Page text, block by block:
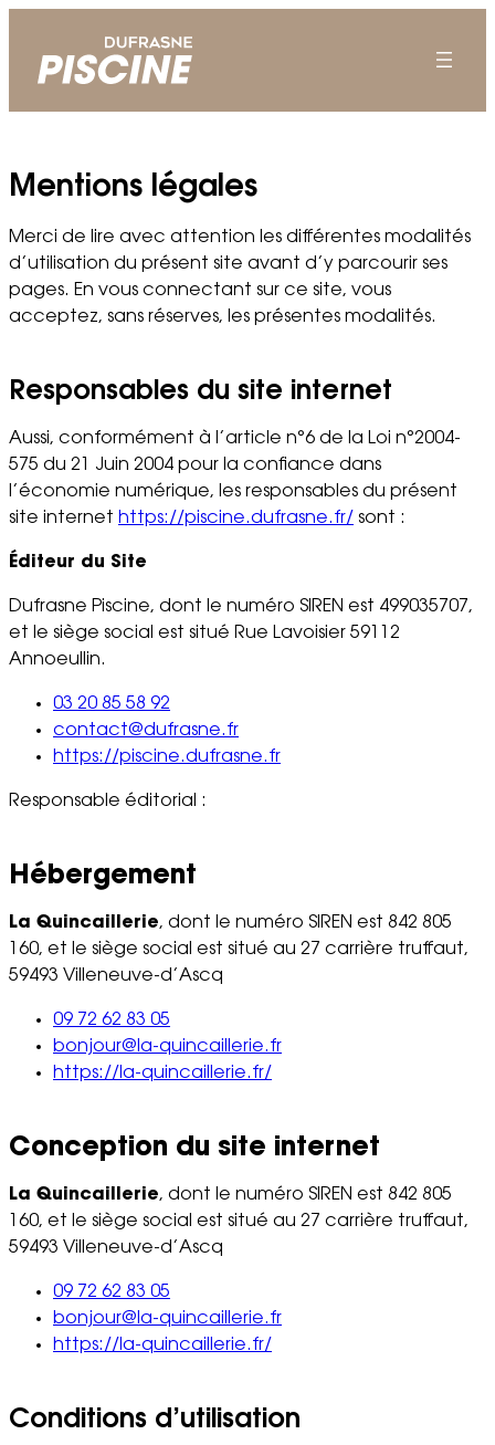
Mentions légales
Merci de lire avec attention les différentes modalités
d’utilisation du présent site avant d’y parcourir ses
pages. En vous connectant sur ce site, vous
acceptez, sans réserves, les présentes modalités.
Responsables du site internet
Aussi, conformément à l’article n°6 de la Loi n°2004-
575 du 21 Juin 2004 pour la confiance dans
l’économie numérique, les responsables du présent
site internet https://piscine.dufrasne.fr/ sont :
Éditeur du Site
Dufrasne Piscine, dont le numéro SIREN est 499035707,
et le siège social est situé Rue Lavoisier 59112
Annoeullin.
03 20 85 58 92
contact@dufrasne.fr
https://piscine.dufrasne.fr
Responsable éditorial :
Hébergement
La Quincaillerie, dont le numéro SIREN est 842 805
160, et le siège social est situé au 27 carrière truffaut,
59493 Villeneuve-d’Ascq
09 72 62 83 05
bonjour@la-quincaillerie.fr
https://la-quincaillerie.fr/
Conception du site internet
La Quincaillerie, dont le numéro SIREN est 842 805
160, et le siège social est situé au 27 carrière truffaut,
59493 Villeneuve-d’Ascq
09 72 62 83 05
bonjour@la-quincaillerie.fr
https://la-quincaillerie.fr/
Conditions d’utilisation